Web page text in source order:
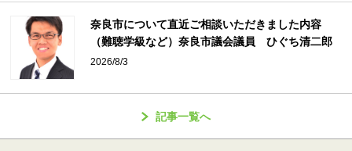
奈良市について直近ご相談いただきました内容
（難聴学級など）奈良市議会議員 ひぐち清二郎
2026/8/3
記事一覧へ